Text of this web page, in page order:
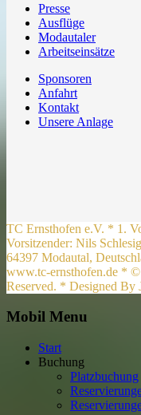
Presse
Ausflüge
Modautaler
Arbeitseinsätze
Sponsoren
Anfahrt
Kontakt
Unsere Anlage
TC Ernsthofen e.V. * 1.
Vorsitzender: Nils
64397 Modautal,
www.tc-ernsthofen.de *
Reserved. * Designed By
Mobil Menu
Start
Buchung
Platzbuchung